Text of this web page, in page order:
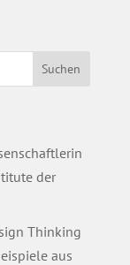
der
Thinking
aus